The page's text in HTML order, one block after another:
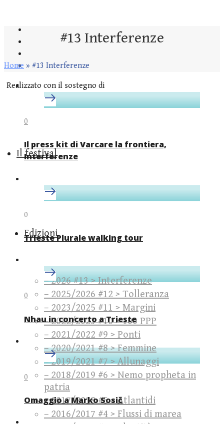
Realizzato con il sostegno di
Il festival
Edizioni
– 2026 #13 > Interferenze
– 2025/2026 #12 > Tolleranza
– 2023/2025 #11 > Margini
– 2022/2023 #10 > 100 PPP
– 2021/2022 #9 > Ponti
– 2020/2021 #8 > Femmine
– 2019/2021 #7 > Allunaggi
– 2018/2019 #6 > Nemo propheta in
patria
– 2017/2018 #5 > Atlantidi
– 2016/2017 #4 > Flussi di marea
#13 Interferenze
Home » #13 Interferenze
0
Il press kit di Varcare la frontiera,
Interferenze
0
Trieste Plurale walking tour
0
Nhau in concerto a Trieste
0
Omaggio a Marko Sosič